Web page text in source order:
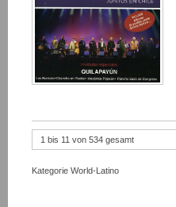
1 bis 11 von 534 gesamt
Kategorie World-Latino